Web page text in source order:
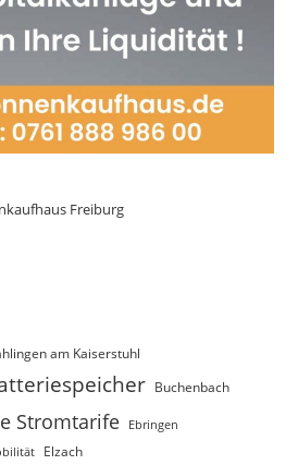
Freiburg
am Kaiserstuhl
Buchenbach
Stromtarife Ebringen
Elzach